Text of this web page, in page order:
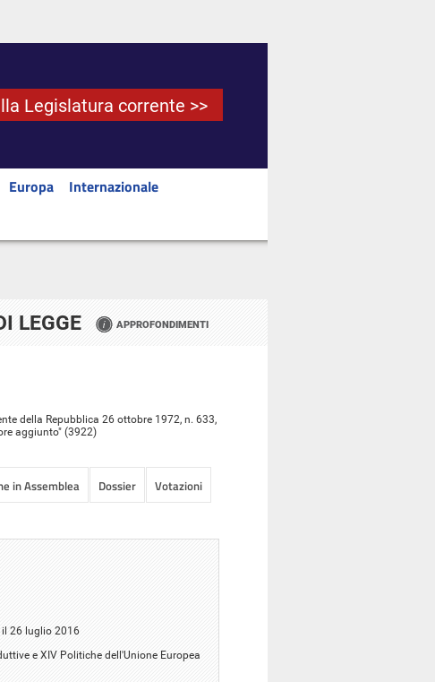
Legislatura corrente >>
Europa
Internazionale
LEGGE APPROFONDIMENTI
della Repubblica 26 ottobre 1972, n. 633,
aggiunto" (3922)
in Assemblea Dossier
Votazioni
il 26 luglio 2016
e XIV Politiche dell'Unione Europea